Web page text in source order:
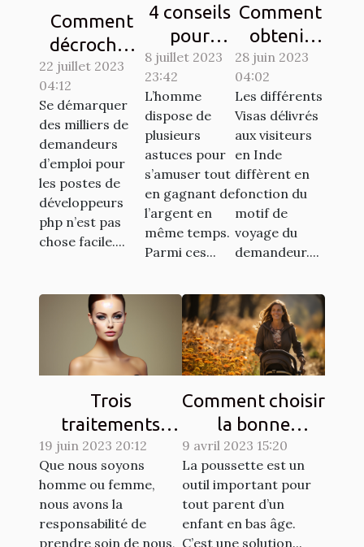
Comment
décrocher
son emploi
de rêve en
tant que
développeur
PHP ?
22 juillet 2023
04:12
Se démarquer
des milliers de
demandeurs
d’emploi pour
les postes de
développeurs
php n’est pas
chose facile....
4 conseils
pour
gagner au
jeu de
casino
aviator
8 juillet 2023
23:42
L’homme
dispose de
plusieurs
astuces pour
s’amuser tout
en gagnant de
l’argent en
même temps.
Parmi ces...
Comment
obtenir
son visa
pour
l’inde ?
28 juin 2023
04:02
Les différents
Visas délivrés
aux visiteurs
en Inde
diffèrent en
fonction du
motif de
voyage du
demandeur....
Trois
traitements
dermatologiques
pour améliorer
l'apparence de
votre peau
19 juin 2023 20:12
Que nous soyons
homme ou femme,
nous avons la
responsabilité de
prendre soin de nous,
Comment choisir
la bonne
poussette pour
un enfant ?
9 avril 2023 15:20
La poussette est un
outil important pour
tout parent d’un
enfant en bas âge.
C’est une solution...